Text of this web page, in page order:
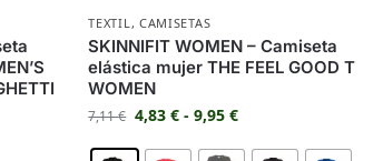
TEXTIL, CAMISETAS
SKINNIFIT WOMEN – Camiseta
elástica mujer THE FEEL GOOD T
WOMEN
7,11€ 4,83€ - 9,95€